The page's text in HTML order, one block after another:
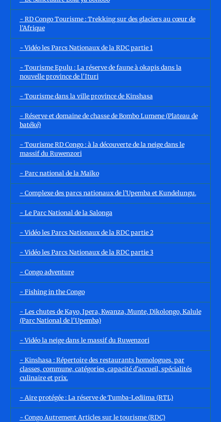
- RD Congo Tourisme : Trekking sur des glaciers au cœur de
l’Afrique
- Vidéo les Parcs Nationaux de la RDC partie 1
- Tourisme Epulu : La réserve de faune à okapis dans la
nouvelle province de l'Ituri
- Tourisme dans la ville province de Kinshasa
- Réserve et domaine de chasse de Bombo Lumene (Plateau de
batéké)
- Tourisme RD Congo : à la découverte de la neige dans le
massif du Ruwenzori
- Parc national de la Maïko
- Complexe des parcs nationaux de l’Upemba et Kundelungu.
- Le Parc National de la Salonga
- Vidéo les Parcs Nationaux de la RDC partie 2
- Vidéo les Parcs Nationaux de la RDC partie 3
- Congo adventure
- Fishing in the Congo
- Les chutes de Kayo, Ipera, Kwanza, Munte, Dikolongo, Kalule
(Parc National de l'Upemba)
- Vidéo la neige dans le massif du Ruwenzori
- Kinshasa : Répertoire des restaurants homologues, par
classes, commune, catégories, capacité d’accueil, spécialités
culinaire et prix.
- Aire protégée : La réserve de Tumba-Lediima (RTL)
- Congo Autrement Articles sur le tourisme (RDC)